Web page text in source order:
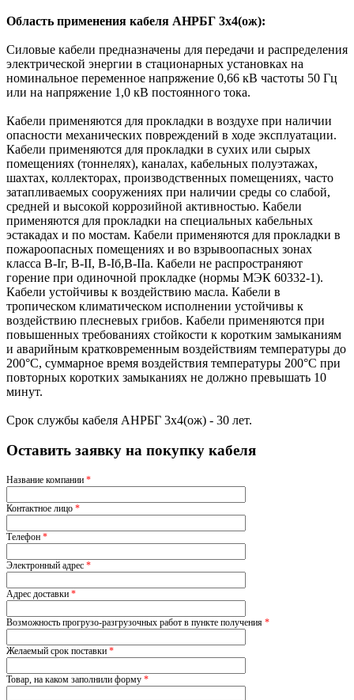
Область применения кабеля АНРБГ 3х4(ож):
Силовые кабели предназначены для передачи и распределения
электрической энергии в стационарных установках на
номинальное переменное напряжение 0,66 кВ частоты 50 Гц
или на напряжение 1,0 кВ постоянного тока.
Кабели применяются для прокладки в воздухе при наличии
опасности механических повреждений в ходе эксплуатации.
Кабели применяются для прокладки в сухих или сырых
помещениях (тоннелях), каналах, кабельных полуэтажах,
шахтах, коллекторах, производственных помещениях, часто
затапливаемых сооружениях при наличии среды со слабой,
средней и высокой коррозийной активностью. Кабели
применяются для прокладки на специальных кабельных
эстакадах и по мостам. Кабели применяются для прокладки в
пожароопасных помещениях и во взрывоопасных зонах
класса В-Iг, В-II, В-Iб,В-IIа. Кабели не распространяют
горение при одиночной прокладке (нормы МЭК 60332-1).
Кабели устойчивы к воздействию масла. Кабели в
тропическом климатическом исполнении устойчивы к
воздействию плесневых грибов. Кабели применяются при
повышенных требованиях стойкости к коротким замыканиям
и аварийным кратковременным воздействиям температуры до
200°С, суммарное время воздействия температуры 200°C при
повторных коротких замыканиях не должно превышать 10
минут.
Срок службы кабеля АНРБГ 3х4(ож) - 30 лет.
Оставить заявку на покупку кабеля
Название компании *
Контактное лицо *
Телефон *
Электронный адрес *
Адрес доставки *
Возможность прогрузо-разгрузочных работ в пункте получения *
Желаемый срок поставки *
Товар, на каком заполнили форму *